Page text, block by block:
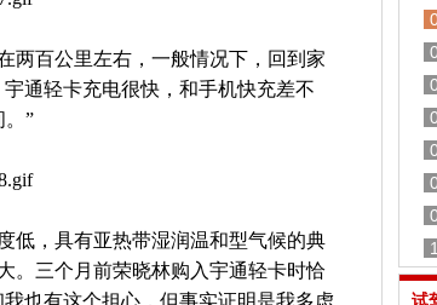
两百公里左右，一般情况下，回到家
通轻卡充电很快，和手机快充差不
。”
低，具有亚热带湿润温和型气候的典
。三个月前荣晓林购入宇通轻卡时恰
也有这个担心，但事实证明是我多虑
试